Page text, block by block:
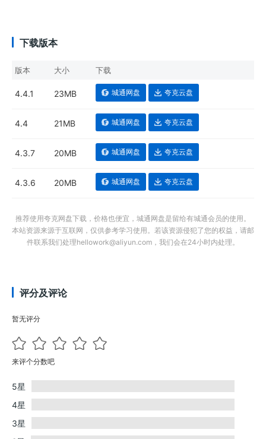
下载版本
版本 大小 下载
4.4.1 23MB 城通网盘 夸克云盘
4.4 21MB 城通网盘 夸克云盘
4.3.7 20MB 城通网盘 夸克云盘
4.3.6 20MB 城通网盘 夸克云盘
推荐使用夸克网盘下载，价格也便宜，城通网盘是留给有城通会员的使用。
本站资源来源于互联网，仅供参考学习使用。若该资源侵犯了您的权益，请邮
件联系我们处理hellowork@aliyun.com，我们会在24小时内处理。
评分及评论
暂无评分
来评个分数吧
5星
4星
3星